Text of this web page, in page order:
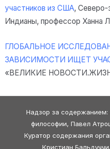
участников из США, Северо-
Индианы, профессор Ханна
ГЛОБАЛЬНОЕ
ЗАВИСИМОСТИ ИЩЕТ
«ВЕЛИКИЕ
Надзор за
философии, Павел
Куратор содержания
Кристиан